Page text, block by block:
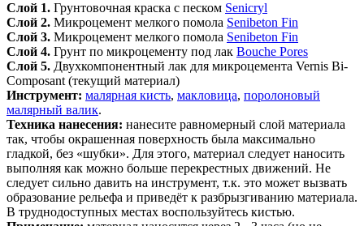
Слой 1. Грунтовочная краска с песком Senicryl
Слой 2. Микроцемент мелкого помола Senibeton Fin
Слой 3. Микроцемент мелкого помола Senibeton Fin
Слой 4. Грунт по микроцементу под лак Bouche Pores
Слой 5. Двухкомпонентный лак для микроцемента Vernis Bi-
Composant (текущий материал)
Инструмент: малярная кисть, макловица, поролоновый
малярный валик.
Техника нанесения: нанесите равномерный слой материала
так, чтобы окрашенная поверхность была максимально
гладкой, без «шубки». Для этого, материал следует наносить
выполняя как можно больше перекрестных движений. Не
следует сильно давить на инструмент, т.к. это может вызвать
образование рельефа и приведёт к разбрызгиванию материала.
В труднодоступных местах воспользуйтесь кистью.